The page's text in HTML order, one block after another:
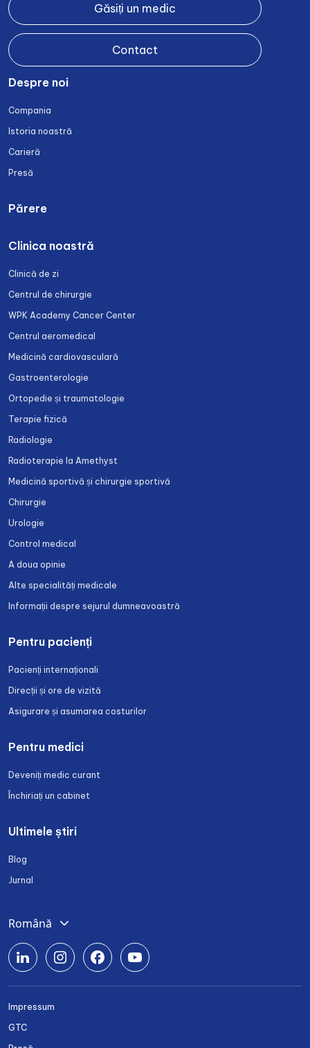
Găsiți un medic
Contact
Despre noi
Compania
Istoria noastră
Carieră
Presă
Părere
Clinica noastră
Clinică de zi
Centrul de chirurgie
WPK Academy Cancer Center
Centrul aeromedical
Medicină cardiovasculară
Gastroenterologie
Ortopedie și traumatologie
Terapie fizică
Radiologie
Radioterapie la Amethyst
Medicină sportivă și chirurgie sportivă
Chirurgie
Urologie
Control medical
A doua opinie
Alte specialități medicale
Informații despre sejurul dumneavoastră
Pentru pacienți
Pacienți internaționali
Direcții și ore de vizită
Asigurare și asumarea costurilor
Pentru medici
Deveniți medic curant
Închiriați un cabinet
Ultimele știri
Blog
Jurnal
Română
Deutsch
English
Български
Українська
Impressum
GTC